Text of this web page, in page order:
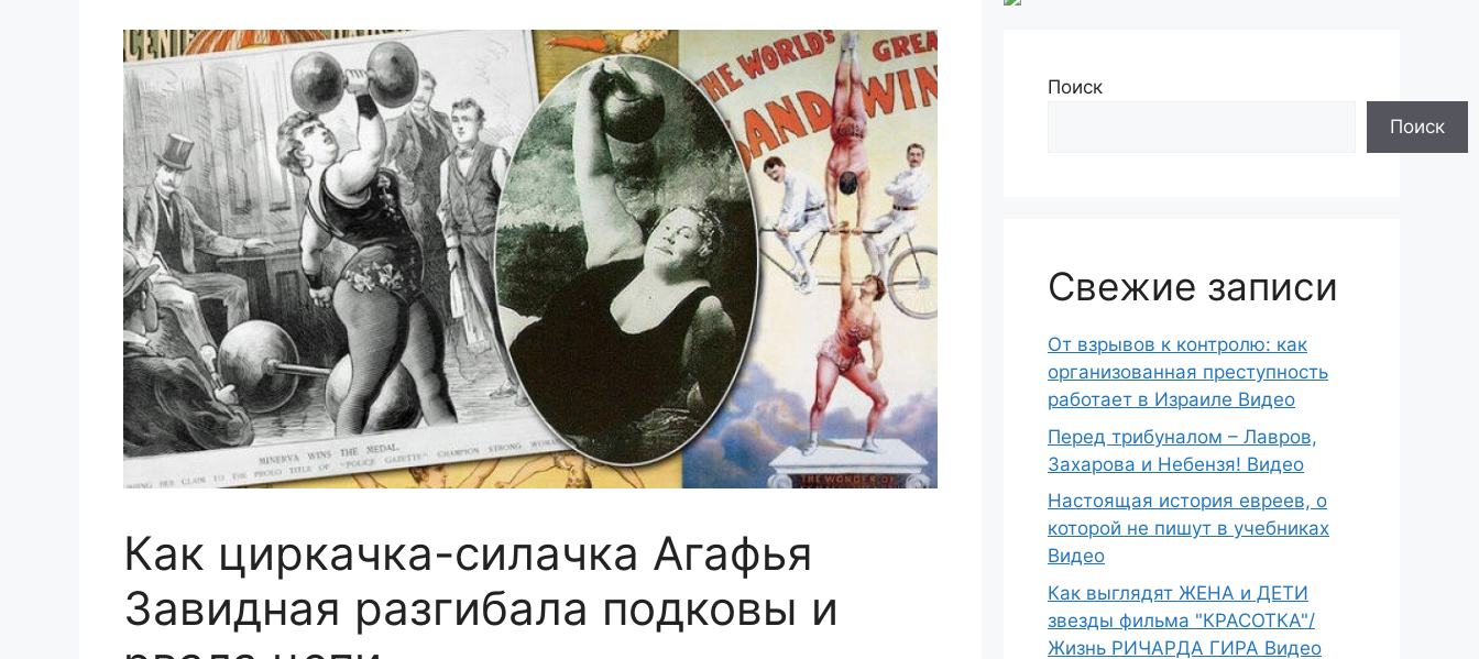
Как циркачка-силачка Агафья
Завидная разгибала подковы и
Поиск
Поиск
Свежие записи
От взрывов к контролю: как
организованная преступность
работает в Израиле Видео
Перед трибуналом – Лавров,
Захарова и Небензя! Видео
Настоящая история евреев, о
которой не пишут в учебниках
Видео
Как выглядят ЖЕНА и ДЕТИ
звезды фильма "КРАСОТКА"/
Жизнь РИЧАРДА ГИРА Видео